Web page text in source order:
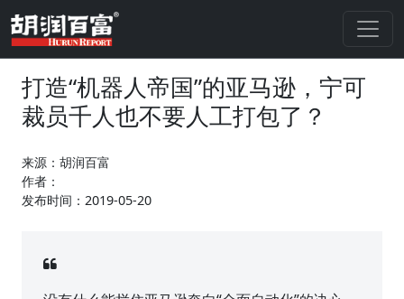
打造“机器人帝国”的亚马逊，宁可
裁员千人也不要人工打包了？
来源：胡润百富
作者：
发布时间：2019-05-20